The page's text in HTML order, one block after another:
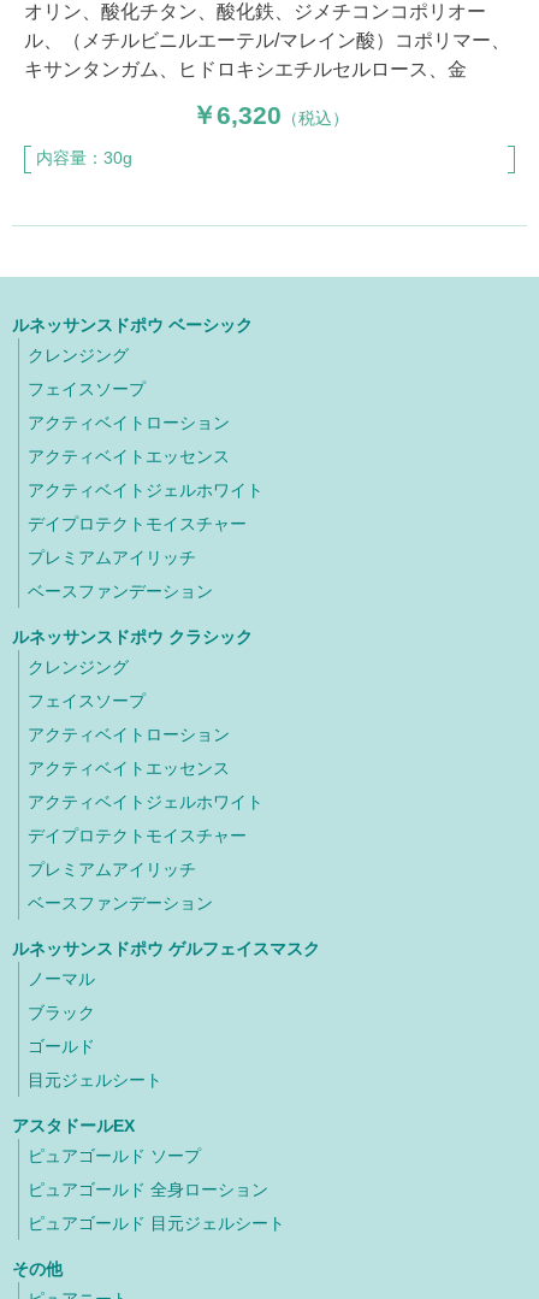
オリン、酸化チタン、酸化鉄、ジメチコンコポリオー
ル、（メチルビニルエーテル/マレイン酸）コポリマー、
キサンタンガム、ヒドロキシエチルセルロース、金
6,320 （税込）
内容量：30g
ルネッサンスドポウ ベーシック
クレンジング
フェイスソープ
アクティベイトローション
アクティベイトエッセンス
アクティベイトジェルホワイト
デイプロテクトモイスチャー
プレミアムアイリッチ
ベースファンデーション
ルネッサンスドポウ クラシック
クレンジング
フェイスソープ
アクティベイトローション
アクティベイトエッセンス
アクティベイトジェルホワイト
デイプロテクトモイスチャー
プレミアムアイリッチ
ベースファンデーション
ルネッサンスドポウ ゲルフェイスマスク
ノーマル
ブラック
ゴールド
目元ジェルシート
アスタドールEX
ピュアゴールド ソープ
ピュアゴールド 全身ローション
ピュアゴールド 目元ジェルシート
その他